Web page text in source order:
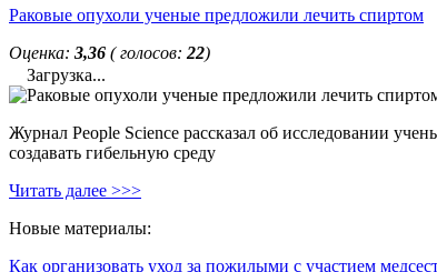
Раковые опухоли ученые предложили лечить спиртом
Оценка: 3,36 ( голосов: 22)
Загрузка...
Журнал People Science рассказал об исследовании
создавать гибельную среду
Читать далее >>>
Новые материалы:
Как организовать уход за пожилыми с участием